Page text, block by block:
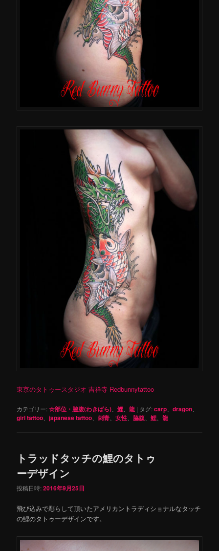
東京のタトゥースタジオ 吉祥寺 Redbunnytattoo
カテゴリー:☆部位・脇腹(わきばら) 、鯉 、龍 | タグ:carp 、dragon
girl tattoo 、japanese tattoo 、刺青 、女性 脇腹 、鯉 、龍
トラッドタッチの鯉のタトゥ
ーデザイン
投稿日時:2016年9月25日
飛び込みで彫らして頂いたアメリカントラディショナルなタッチ
の鯉のタトゥーデザインです。